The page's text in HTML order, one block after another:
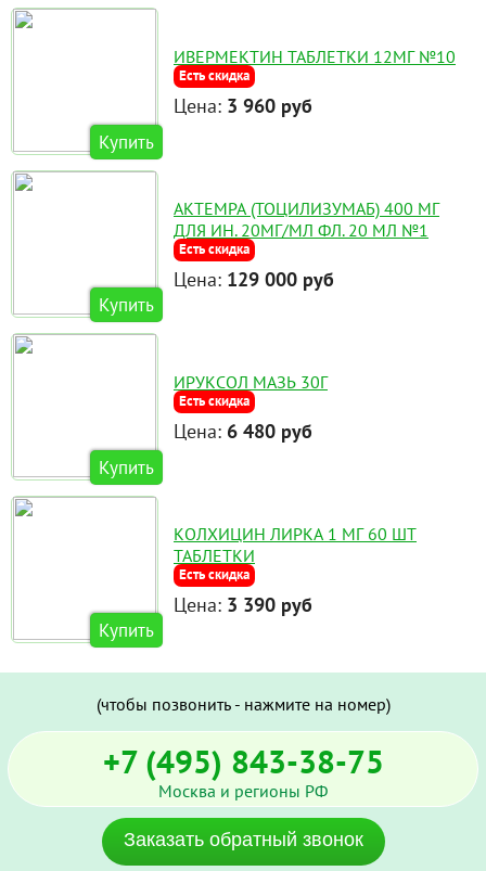
Купить
ИВЕРМЕКТИН ТАБЛЕТКИ 12МГ №10
Есть скидка
Цена: 3 960 руб
Купить
АКТЕМРА (ТОЦИЛИЗУМАБ) 400 МГ
ДЛЯ ИН. 20МГ/МЛ ФЛ. 20 МЛ №1
Есть скидка
Цена: 129 000 руб
Купить
ИРУКСОЛ МАЗЬ 30Г
Есть скидка
Цена: 6 480 руб
Купить
КОЛХИЦИН ЛИРКА 1 МГ 60 ШТ
ТАБЛЕТКИ
Есть скидка
Цена: 3 390 руб
(чтобы позвонить - нажмите на номер)
+7 (495) 843-38-75
Москва и регионы РФ
Заказать обратный звонок